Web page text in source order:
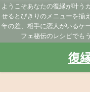
ようこそあなたの復縁が叶う
せるとびきりのメニューを揃
年の差、相手に恋人がいるケ
フェ秘伝のレシピでも
復